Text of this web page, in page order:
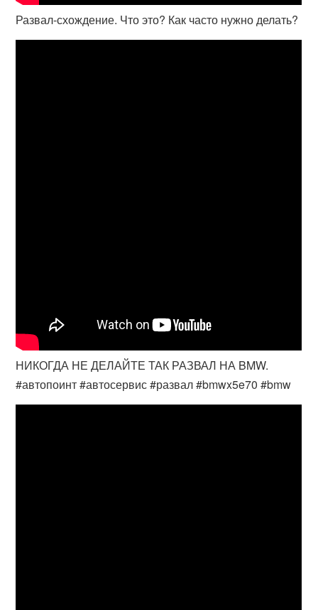
Развал-схождение. Что это? Как часто нужно делать?
НИКОГДА НЕ ДЕЛАЙТЕ ТАК РАЗВАЛ НА BMW.
#автопоинт #автосервис #развал #bmwx5e70 #bmw